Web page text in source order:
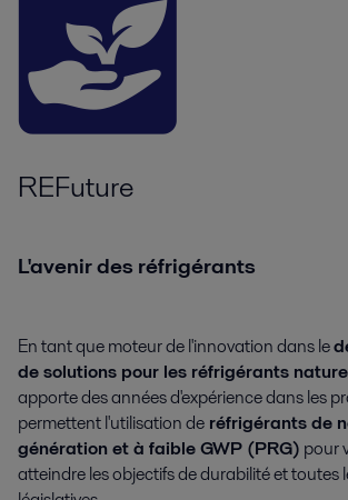
REFuture
L'avenir des réfrigérants
En tant que moteur de l'innovation dans le
de solutions pour les réfrigérants
apporte des années d'expérience dans les
permettent l'utilisation de réfrigérants de
génération et à faible GWP (PRG) pour
atteindre les objectifs de durabilité et toutes